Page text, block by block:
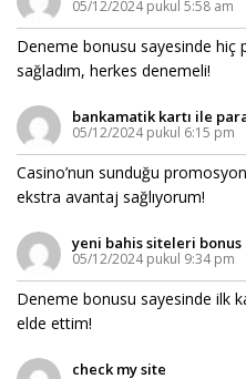
05/12/2024 pukul 5:58 am
Deneme bonusu sayesinde hiç
sağladım, herkes denemeli!
bankamatik kartı ile
05/12/2024 pukul 6:15 pm
Casino’nun sunduğu
ekstra avantaj sağlıyorum!
yeni bahis siteleri bonus
05/12/2024 pukul 9:34 pm
Deneme bonusu sayesinde ilk
elde ettim!
check my site